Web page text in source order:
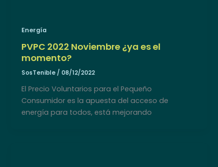
Energía
PVPC 2022 Noviembre ¿ya es el
momento?
SosTenible/ 08/12/2022
El Precio Voluntarios para el Pequeño
Consumidor es la apuesta del acceso de
energía para todos, está mejorando